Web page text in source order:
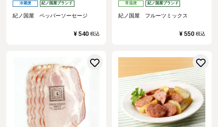
冷蔵便 紀ノ国屋ブランド
紀ノ国屋 ペッパーソーセージ
¥ 540 税込
常温便 紀ノ国屋ブランド
紀ノ国屋 フルーツミックス
¥ 550 税込
お気に入りに登録する